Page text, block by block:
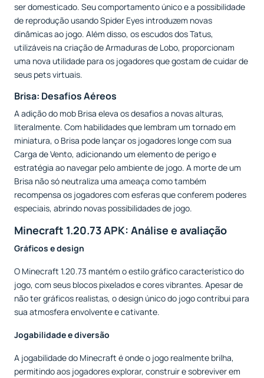
ser domesticado. Seu comportamento único e a possibilidade
de reprodução usando Spider Eyes introduzem novas
dinâmicas ao jogo. Além disso, os escudos dos Tatus,
utilizáveis na criação de Armaduras de Lobo, proporcionam
uma nova utilidade para os jogadores que gostam de cuidar de
seus pets virtuais.
Brisa: Desafios Aéreos
A adição do mob Brisa eleva os desafios a novas alturas,
literalmente. Com habilidades que lembram um tornado em
miniatura, o Brisa pode lançar os jogadores longe com sua
Carga de Vento, adicionando um elemento de perigo e
estratégia ao navegar pelo ambiente de jogo. A morte de um
Brisa não só neutraliza uma ameaça como também
recompensa os jogadores com esferas que conferem poderes
especiais, abrindo novas possibilidades de jogo.
Minecraft 1.20.73 APK: Análise e avaliação
Gráficos e design
O Minecraft 1.20.73 mantém o estilo gráfico característico do
jogo, com seus blocos pixelados e cores vibrantes. Apesar de
não ter gráficos realistas, o design único do jogo contribui para
sua atmosfera envolvente e cativante.
Jogabilidade e diversão
A jogabilidade do Minecraft é onde o jogo realmente brilha,
permitindo aos jogadores explorar, construir e sobreviver em